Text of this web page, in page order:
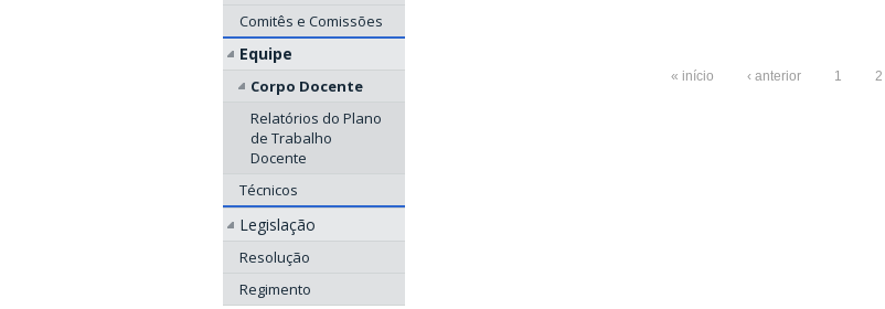
Comitês e Comissões
Equipe
Corpo Docente
Relatórios do Plano
de Trabalho
Docente
Técnicos
Legislação
Resolução
Regimento
« início ‹ anterior 1 2